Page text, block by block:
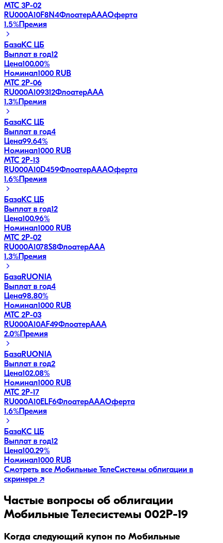
МТС 3Р-02
RU000A10F8N4ФлоатерAAAОферта
1.5%Премия
БазаКС ЦБ
Выплат в год12
Цена100.00%
Номинал1000 RUB
МТС 2P-06
RU000A109312ФлоатерAAA
1.3%Премия
БазаКС ЦБ
Выплат в год4
Цена99.64%
Номинал1000 RUB
МТС 2P-13
RU000A10D459ФлоатерAAAОферта
1.6%Премия
БазаКС ЦБ
Выплат в год12
Цена100.96%
Номинал1000 RUB
МТС 2P-02
RU000A1078S8ФлоатерAAA
1.3%Премия
БазаRUONIA
Выплат в год4
Цена98.80%
Номинал1000 RUB
МТС 2P-03
RU000A10AF49ФлоатерAAA
2.0%Премия
БазаRUONIA
Выплат в год2
Цена102.08%
Номинал1000 RUB
МТС 2Р-17
RU000A10ELF6ФлоатерAAAОферта
1.6%Премия
БазаКС ЦБ
Выплат в год12
Цена100.29%
Номинал1000 RUB
Смотреть все Мобильные ТелеСистемы облигации в
скринере ↗
Частые вопросы об облигации
Мобильные Телесистемы 002Р-19
Когда следующий купон по Мобильные